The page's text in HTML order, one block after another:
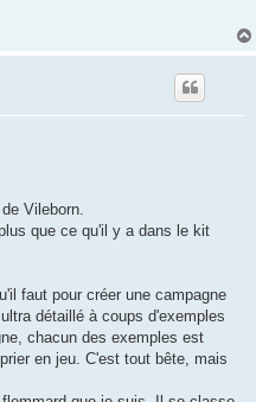
Vileborn.
que ce qu'il y a dans le kit
faut pour créer une campagne
détaillé à coups d'exemples
chacun des exemples est
en jeu. C'est tout bête, mais